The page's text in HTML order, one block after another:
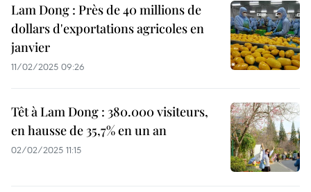
Lam Dong : Près de 40 millions de
dollars d'exportations agricoles en
janvier
11/02/2025 09:26
Têt à Lam Dong : 380.000 visiteurs,
en hausse de 35,7% en un an
02/02/2025 11:15